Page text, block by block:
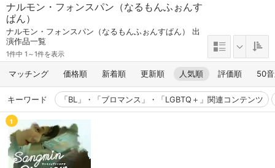
ナルモン・フォンスパン（なるもんふぉんす
ぱん）
ナルモン・フォンスパン（なるもんふぉんすぱん） 出
演作品一覧
1件中 1～1件を表示
マッチング 価格順 新着順 更新順 人気順 評価順 50
キーワード 「BL」・「ブロマンス」・「LGBTQ＋」関連コンテンツ
1